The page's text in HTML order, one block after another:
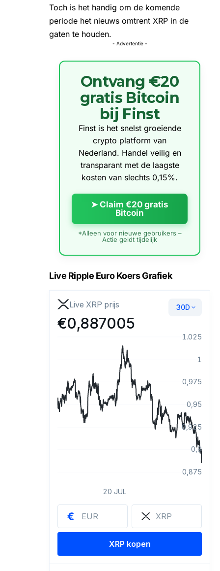
Toch is het handig om de komende
periode het nieuws omtrent XRP in de
gaten te houden.
- Advertentie -
Ontvang €20
gratis Bitcoin
bij Finst
Finst is het snelst groeiende
crypto platform van
Nederland. Handel veilig en
transparant met de laagste
kosten van slechts 0,15%.
➤ Claim €20 gratis
Bitcoin
*Alleen voor nieuwe gebruikers –
Actie geldt tijdelijk
Live Ripple Euro Koers Grafiek